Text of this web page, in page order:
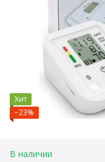
Хит
−23%
В наличии